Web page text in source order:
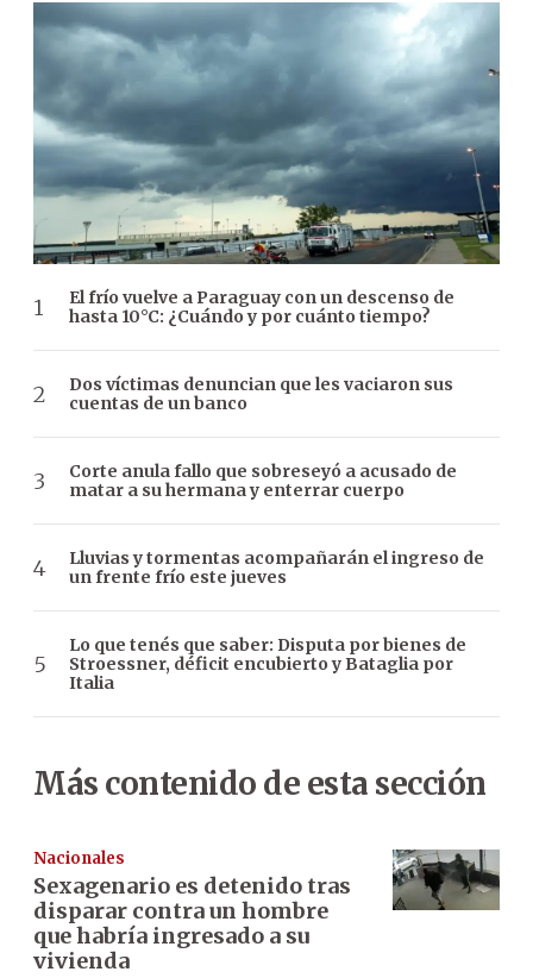
El frío vuelve a Paraguay con un descenso de
hasta 10°C: ¿Cuándo y por cuánto tiempo?
Dos víctimas denuncian que les vaciaron sus
cuentas de un banco
Corte anula fallo que sobreseyó a acusado de
matar a su hermana y enterrar cuerpo
Lluvias y tormentas acompañarán el ingreso de
un frente frío este jueves
Lo que tenés que saber: Disputa por bienes de
Stroessner, déficit encubierto y Bataglia por
Italia
Más contenido de esta sección
Nacionales
Sexagenario es detenido tras
disparar contra un hombre
que habría ingresado a su
vivienda